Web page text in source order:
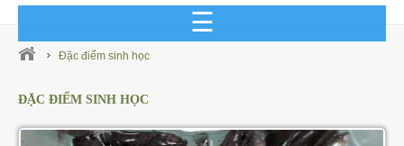
GIỐNG CÁ BIỂN SẢN XUẤT
GIỐNG CÁ BIỂN TỰ NHIÊN
GIỐNG CÁ MÚ SẢN XUẤT
Đặc điểm sinh học
ĐẶC ĐIỂM SINH HỌC